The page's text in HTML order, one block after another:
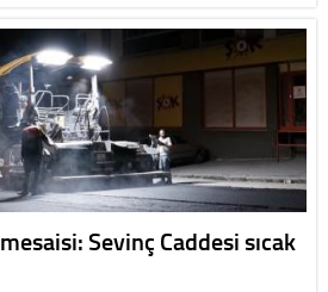
Sevinç Caddesi sıcak